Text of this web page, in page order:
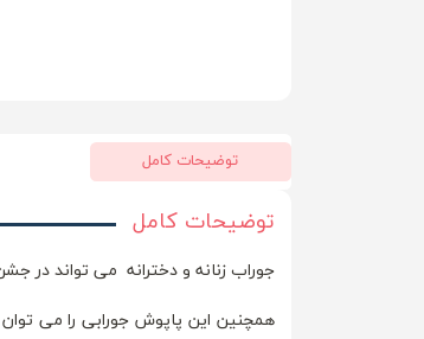
توضیحات کامل
توضیحات کامل
جوراب زنانه و دخترانه می تواند در
همچنین این پاپوش جورابی را می